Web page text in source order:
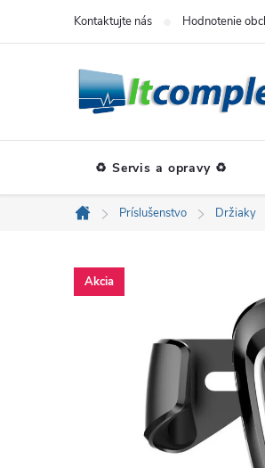
Kontaktujte nás Hodnotenie
♻️ Servis a opravy ♻️
Domov
Príslušenstvo Držiaky
Akcia